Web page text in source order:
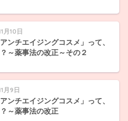
月10日
ンチエイジングコスメ」って、
～薬事法の改正～その２
月9日
ンチエイジングコスメ」って、
～薬事法の改正